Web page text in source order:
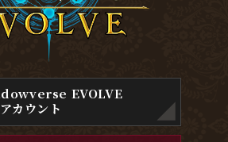
EVOLVE
カウント